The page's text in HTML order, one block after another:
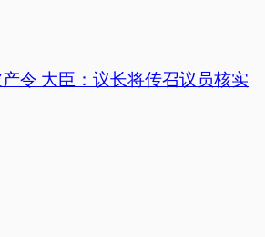
令 大臣：议长将传召议员核实